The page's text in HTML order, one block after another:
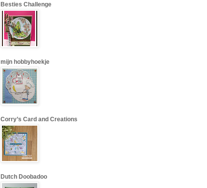
Besties Challenge
mijn hobbyhoekje
Corry’s Card and Creations
Dutch Doobadoo